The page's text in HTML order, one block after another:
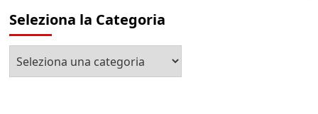
Seleziona la Categoria
la